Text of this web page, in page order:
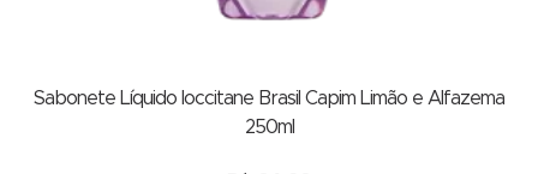
Sabonete Líquido loccitane Brasil Capim Limão e Alfazema
250ml